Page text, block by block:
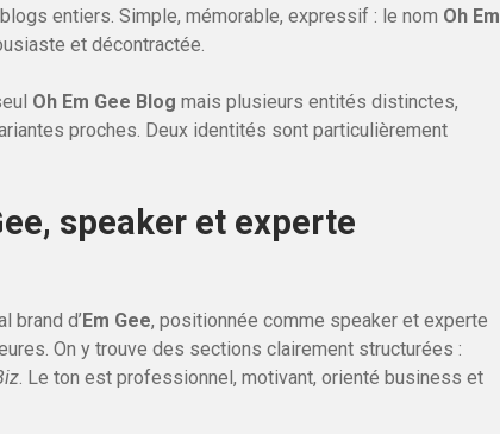
entiers. Simple, mémorable, expressif : le nom Oh Em
et décontractée.
Oh Em Gee Blog mais plusieurs entités distinctes,
proches. Deux identités sont particulièrement
speaker et experte
brand d’Em Gee, positionnée comme speaker et experte
On y trouve des sections clairement structurées :
. Le ton est professionnel, motivant, orienté business et